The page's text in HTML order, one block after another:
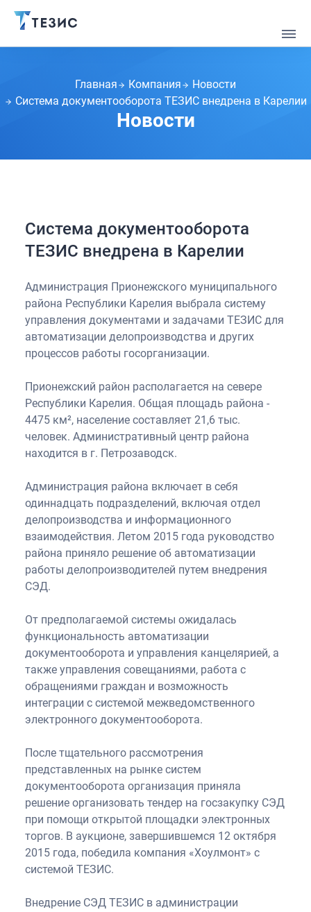
Главная Компания
Новости
Система документооборота ТЕЗИС внедрена в Карелии
Новости
Система документооборота
ТЕЗИС внедрена в Карелии
Администрация Прионежского муниципального
района Республики Карелия выбрала систему
управления документами и задачами ТЕЗИС для
автоматизации делопроизводства и других
процессов работы госорганизации.
Прионежский район располагается на севере
Республики Карелия. Общая площадь района -
4475 км², население составляет 21,6 тыс.
человек. Административный центр района
находится в г. Петрозаводск.
Администрация района включает в себя
одиннадцать подразделений, включая отдел
делопроизводства и информационного
взаимодействия. Летом 2015 года руководство
района приняло решение об автоматизации
работы делопроизводителей путем внедрения
СЭД.
От предполагаемой системы ожидалась
функциональность автоматизации
документооборота и управления канцелярией, а
также управления совещаниями, работа с
обращениями граждан и возможность
интеграции с системой межведомственного
электронного документооборота.
После тщательного рассмотрения
представленных на рынке систем
документооборота организация приняла
решение организовать тендер на госзакупку СЭД
при помощи открытой площадки электронных
торгов. В аукционе, завершившемся 12 октября
2015 года, победила компания «Хоулмонт» с
системой ТЕЗИС.
Внедрение СЭД ТЕЗИС в администрации